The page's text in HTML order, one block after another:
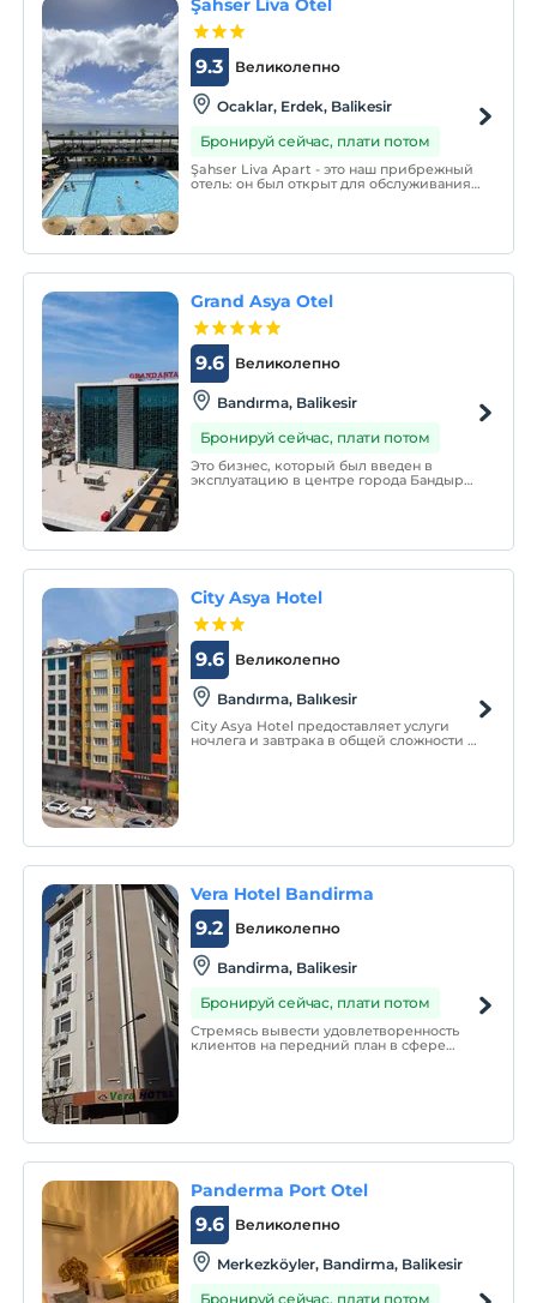
Şahser Liva Otel
Великолепно
9.3
Ocaklar, Erdek, Balikesir
Бронируй сейчас, плати потом
Şahser Liva Apart - это наш прибрежный
отель: он был открыт для обслуживания
Grand Asya Otel
Великолепно
9.6
Bandırma, Balikesir
Бронируй сейчас, плати потом
Это бизнес, который был введен в
эксплуатацию в центре города Бандырма
City Asya Hotel
Великолепно
9.6
Bandırma, Balıkesir
City Asya Hotel предоставляет услуги
ночлега и завтрака в общей сложности 35
Vera Hotel Bandirma
Великолепно
9.2
Bandirma, Balikesir
Бронируй сейчас, плати потом
Стремясь вывести удовлетворенность
клиентов на передний план в сфере
Panderma Port Otel
Великолепно
9.6
Merkezköyler, Bandirma, Balikesir
Бронируй сейчас, плати потом